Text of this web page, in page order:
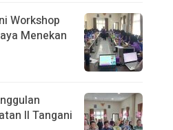
Workshop
Menekan
II Tangani